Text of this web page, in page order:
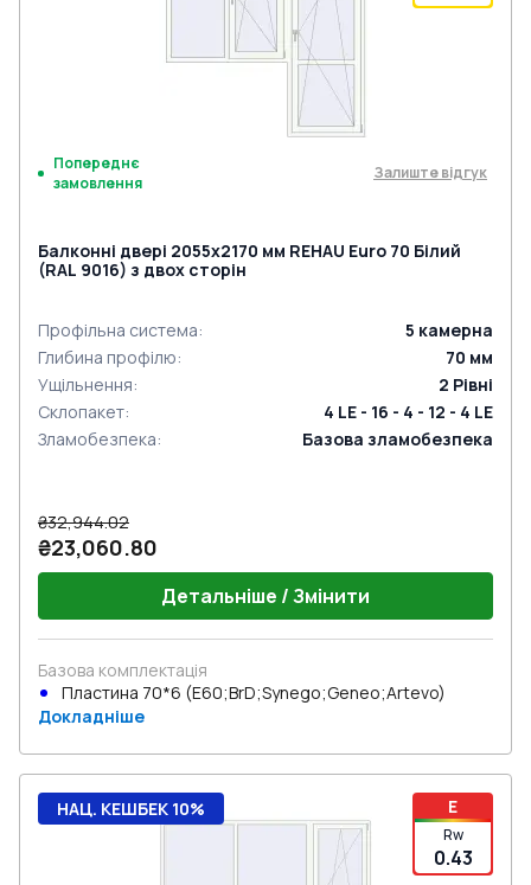
Попереднє
замовлення
Залиште відгук
Балконні двері 2055x2170 мм REHAU Euro 70 Білий
(RAL 9016) з двох сторін
Профільна система: 5 камерна
Глибина профілю: 70 мм
Ущільнення: 2 Рівні
Склопакет:
4 LE - 16 - 4 - 12 - 4 LE
Зламобезпека: Базова зламобезпека
₴32,944.02
₴23,060.80
Детальніше / Змінити
Базова комплектація
Пластина 70*6 (E60;BrD;Synego;Geneo;Artevo)
Докладніше
E
Rw
0.43
НАЦ. КЕШБЕК 10%